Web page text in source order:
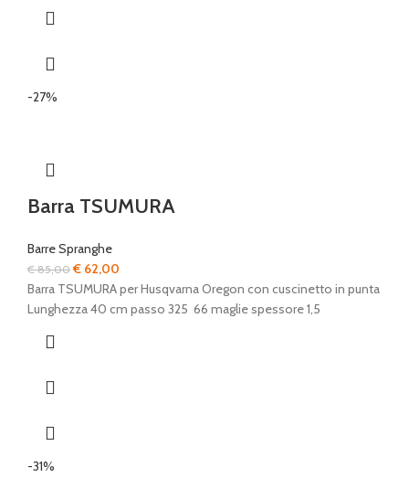
-27%
Barra TSUMURA
Barre Spranghe
€85,00Il
prezzo
originale
€ 62,00
prezzo
attuale
Barra TSUMURA per Husqvarna Oregon con cuscinetto in punta
Lunghezza 40 cm passo 325 66 maglie spessore 1,5
-31%